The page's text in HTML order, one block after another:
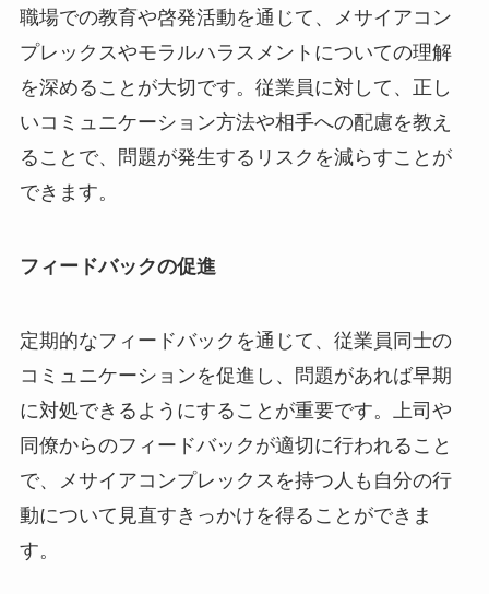
職場での教育や啓発活動を通じて、メサイアコン
プレックスやモラルハラスメントについての理解
を深めることが大切です。従業員に対して、正し
いコミュニケーション方法や相手への配慮を教え
ることで、問題が発生するリスクを減らすことが
できます。
フィードバックの促進
定期的なフィードバックを通じて、従業員同士の
コミュニケーションを促進し、問題があれば早期
に対処できるようにすることが重要です。上司や
同僚からのフィードバックが適切に行われること
で、メサイアコンプレックスを持つ人も自分の行
動について見直すきっかけを得ることができま
す。